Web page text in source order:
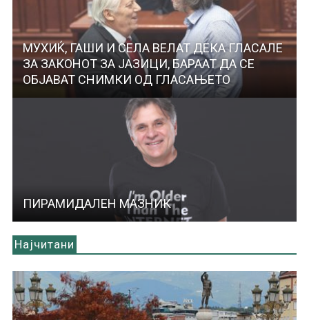
МУХИЌ, ГАШИ И СЕЛА ВЕЛАТ ДЕКА ГЛАСАЛЕ
ЗА ЗАКОНОТ ЗА ЈАЗИЦИ, БАРААТ ДА СЕ
ОБЈАВАТ СНИМКИ ОД ГЛАСАЊЕТО
ПИРАМИДАЛЕН МАЗНИК
Најчитани